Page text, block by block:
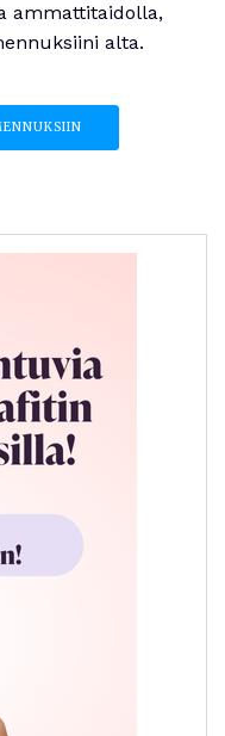
ammattitaidolla,
alta.